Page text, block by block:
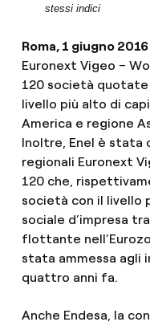
stessi indici
Roma, 1 giugno 2016
Euronext Vigeo –
120 società
livello più alto di
America e regione
Inoltre, Enel è stata
regionali Euronext
120 che,
società con il livello
sociale d’impresa
flottante
stata ammessa agli
quattro anni fa.
Anche Endesa, la